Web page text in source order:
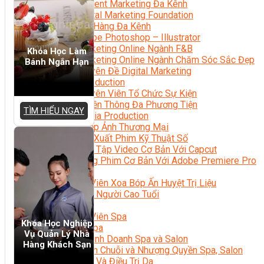
Content Marketing Đa Kênh
Digital Marketing Foundation
Bán Hàng Đa Kênh
Adobe Photoshop – Illustrator
Marketing Online Ngành F&B
Marketing Online Ngành Chăm Sóc Sắc Đẹp
Chuyên Đề Digital Marketing
Media Production
Chuyên Viên Tổ Chức Sự Kiện
Truyền Thông Đa Phương Tiện
Media Production
Nhiếp Ảnh Thương Mại
Sản Xuất Phim Kỹ Thuật Số
Biên Tập Video Cơ Bản Với Capcut
Dựng Phim Cơ Bản Với Adobe Premiere Pro
Sức Khỏe
Kỹ Thuật Viên Xoa Bóp Ấn Huyệt Trị Liệu
Chăm Sóc Người Cao Tuổi
Sắc Đẹp
Kỹ Thuật Viên Spa
Quản Lý Spa
Khởi Sự Kinh Doanh Spa và Salon
Kinh Doanh Chuỗi và Nhượng Quyền Spa, Salon
Chăm Sóc Và Điều Trị Da
Khóa Học Làm
Bánh Ngắn Hạn
TÌM HIỂU NGAY
Khóa Học Nghiệp
Vụ Quản Lý Nhà
Hàng Khách Sạn